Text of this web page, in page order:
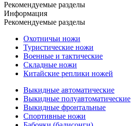
Рекомендуемые разделы
Информация
Рекомендуемые разделы
Охотничьи ножи
Туристические ножи
Военные и тактические
Складные ножи
Китайские реплики ножей
Выкидные автоматические
Выкидные полуавтоматические
Выкидные фронтальные
Спортивные ножи